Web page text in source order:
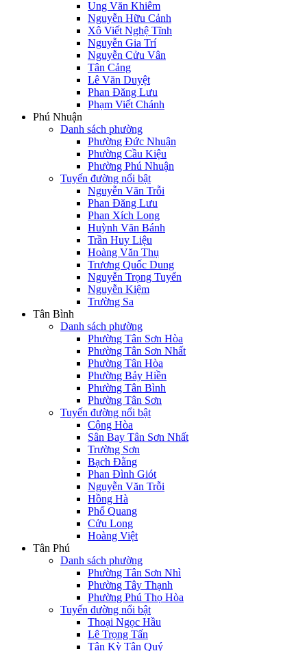
Ung Văn Khiêm
Nguyễn Hữu Cảnh
Xô Viết Nghệ Tĩnh
Nguyễn Gia Trí
Nguyễn Cửu Vân
Tân Cảng
Lê Văn Duyệt
Phan Đăng Lưu
Phạm Viết Chánh
Phú Nhuận
Danh sách phường
Phường Đức Nhuận
Phường Cầu Kiệu
Phường Phú Nhuận
Tuyến đường nổi bật
Nguyễn Văn Trỗi
Phan Đăng Lưu
Phan Xích Long
Huỳnh Văn Bánh
Trần Huy Liệu
Hoàng Văn Thụ
Trương Quốc Dung
Nguyễn Trọng Tuyển
Nguyễn Kiệm
Trường Sa
Tân Bình
Danh sách phường
Phường Tân Sơn Hòa
Phường Tân Sơn Nhất
Phường Tân Hòa
Phường Bảy Hiền
Phường Tân Bình
Phường Tân Sơn
Tuyến đường nổi bật
Cộng Hòa
Sân Bay Tân Sơn Nhất
Trường Sơn
Bạch Đằng
Phan Đình Giót
Nguyễn Văn Trỗi
Hồng Hà
Phổ Quang
Cửu Long
Hoàng Việt
Tân Phú
Danh sách phường
Phường Tân Sơn Nhì
Phường Tây Thạnh
Phường Phú Thọ Hòa
Tuyến đường nổi bật
Thoại Ngọc Hầu
Lê Trọng Tấn
Tân Kỳ Tân Quý